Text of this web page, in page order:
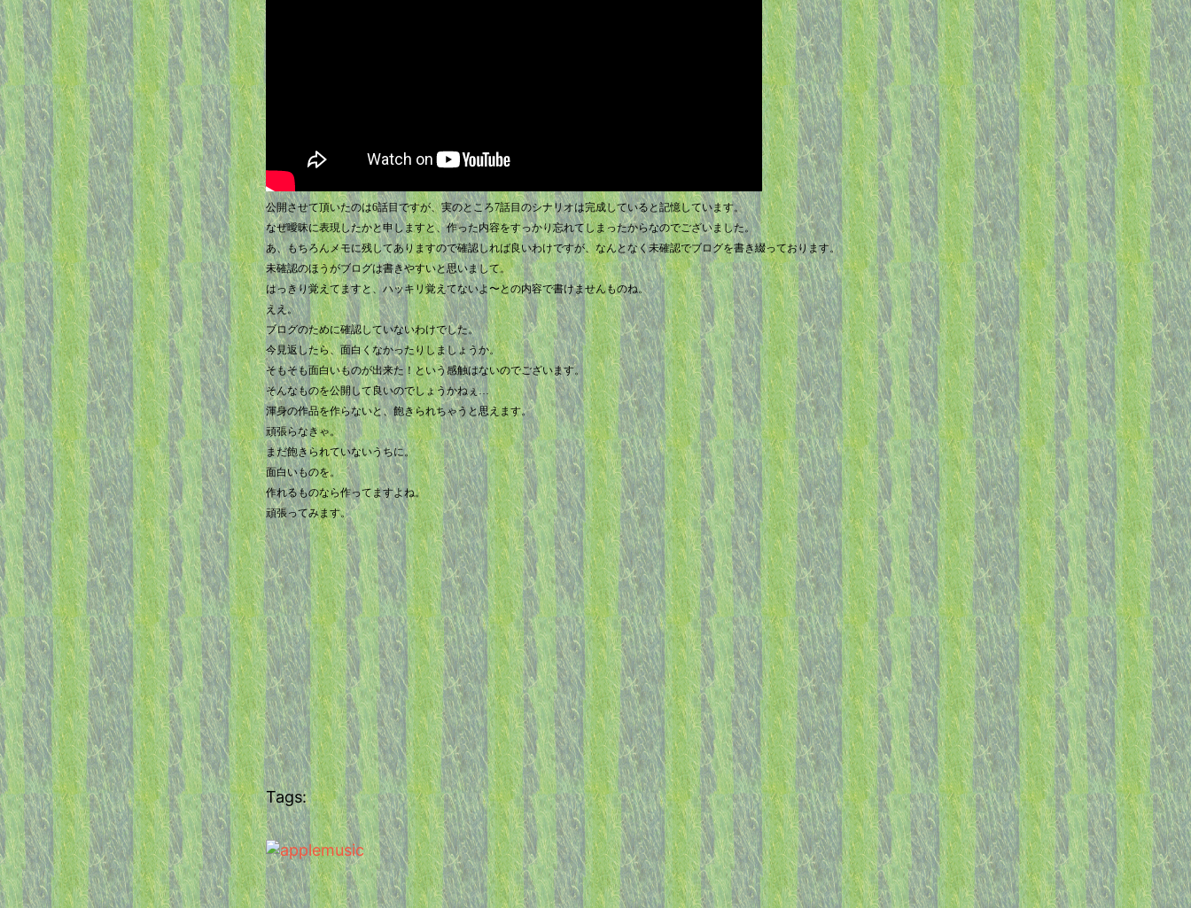
公開させて頂いたのは6話目ですが、実のところ7話目のシナリオは完成していると記憶しています。
なぜ曖昧に表現したかと申しますと、作った内容をすっかり忘れてしまったからなのでございました。
あ、もちろんメモに残してありますので確認しれば良いわけですが、なんとなく未確認でブログを書き綴っております。
未確認のほうがブログは書きやすいと思いまして。
はっきり覚えてますと、ハッキリ覚えてないよ〜との内容で書けませんものね。
ええ。
ブログのために確認していないわけでした。
今見返したら、面白くなかったりしましょうか。
そもそも面白いものが出来た！という感触はないのでございます。
そんなものを公開して良いのでしょうかねぇ…
渾身の作品を作らないと、飽きられちゃうと思えます。
頑張らなきゃ。
まだ飽きられていないうちに。
面白いものを。
作れるものなら作ってますよね。
頑張ってみます。
Tags: